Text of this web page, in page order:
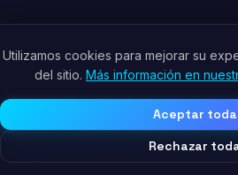
© 2026 CODS.LTD. Todos los
Utilizamos cookies para mejorar su
del sitio. Más información en
Aceptar
Rechazar